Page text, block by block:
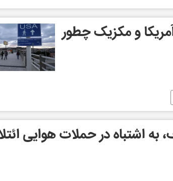
و مکزیک چطور
به اشتباه در حملات هوایی